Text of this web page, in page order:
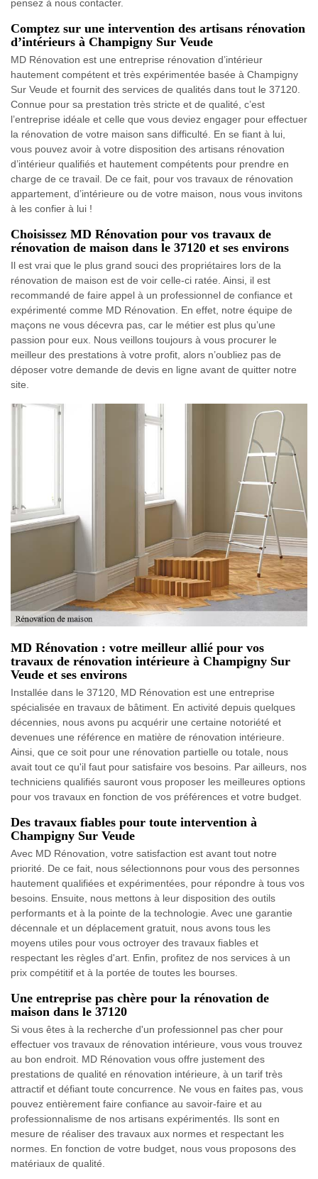
pensez à nous contacter.
Comptez sur une intervention des artisans rénovation
d’intérieurs à Champigny Sur Veude
MD Rénovation est une entreprise rénovation d’intérieur
hautement compétent et très expérimentée basée à Champigny
Sur Veude et fournit des services de qualités dans tout le 37120.
Connue pour sa prestation très stricte et de qualité, c’est
l’entreprise idéale et celle que vous deviez engager pour effectuer
la rénovation de votre maison sans difficulté. En se fiant à lui,
vous pouvez avoir à votre disposition des artisans rénovation
d’intérieur qualifiés et hautement compétents pour prendre en
charge de ce travail. De ce fait, pour vos travaux de rénovation
appartement, d’intérieure ou de votre maison, nous vous invitons
à les confier à lui !
Choisissez MD Rénovation pour vos travaux de
rénovation de maison dans le 37120 et ses environs
Il est vrai que le plus grand souci des propriétaires lors de la
rénovation de maison est de voir celle-ci ratée. Ainsi, il est
recommandé de faire appel à un professionnel de confiance et
expérimenté comme MD Rénovation. En effet, notre équipe de
maçons ne vous décevra pas, car le métier est plus qu’une
passion pour eux. Nous veillons toujours à vous procurer le
meilleur des prestations à votre profit, alors n’oubliez pas de
déposer votre demande de devis en ligne avant de quitter notre
site.
MD Rénovation : votre meilleur allié pour vos
travaux de rénovation intérieure à Champigny Sur
Veude et ses environs
Installée dans le 37120, MD Rénovation est une entreprise
spécialisée en travaux de bâtiment. En activité depuis quelques
décennies, nous avons pu acquérir une certaine notoriété et
devenues une référence en matière de rénovation intérieure.
Ainsi, que ce soit pour une rénovation partielle ou totale, nous
avait tout ce qu'il faut pour satisfaire vos besoins. Par ailleurs, nos
techniciens qualifiés sauront vous proposer les meilleures options
pour vos travaux en fonction de vos préférences et votre budget.
Des travaux fiables pour toute intervention à
Champigny Sur Veude
Avec MD Rénovation, votre satisfaction est avant tout notre
priorité. De ce fait, nous sélectionnons pour vous des personnes
hautement qualifiées et expérimentées, pour répondre à tous vos
besoins. Ensuite, nous mettons à leur disposition des outils
performants et à la pointe de la technologie. Avec une garantie
décennale et un déplacement gratuit, nous avons tous les
moyens utiles pour vous octroyer des travaux fiables et
respectant les règles d'art. Enfin, profitez de nos services à un
prix compétitif et à la portée de toutes les bourses.
Une entreprise pas chère pour la rénovation de
maison dans le 37120
Si vous êtes à la recherche d'un professionnel pas cher pour
effectuer vos travaux de rénovation intérieure, vous vous trouvez
au bon endroit. MD Rénovation vous offre justement des
prestations de qualité en rénovation intérieure, à un tarif très
attractif et défiant toute concurrence. Ne vous en faites pas, vous
pouvez entièrement faire confiance au savoir-faire et au
professionnalisme de nos artisans expérimentés. Ils sont en
mesure de réaliser des travaux aux normes et respectant les
normes. En fonction de votre budget, nous vous proposons des
matériaux de qualité.